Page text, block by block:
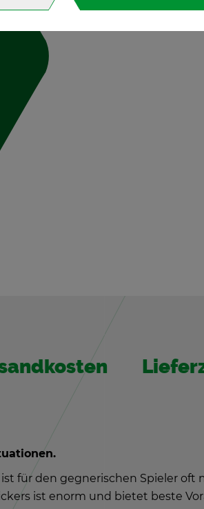
für den geg­ne­ri­schen Spie­ler oft
ist enorm und bie­tet beste